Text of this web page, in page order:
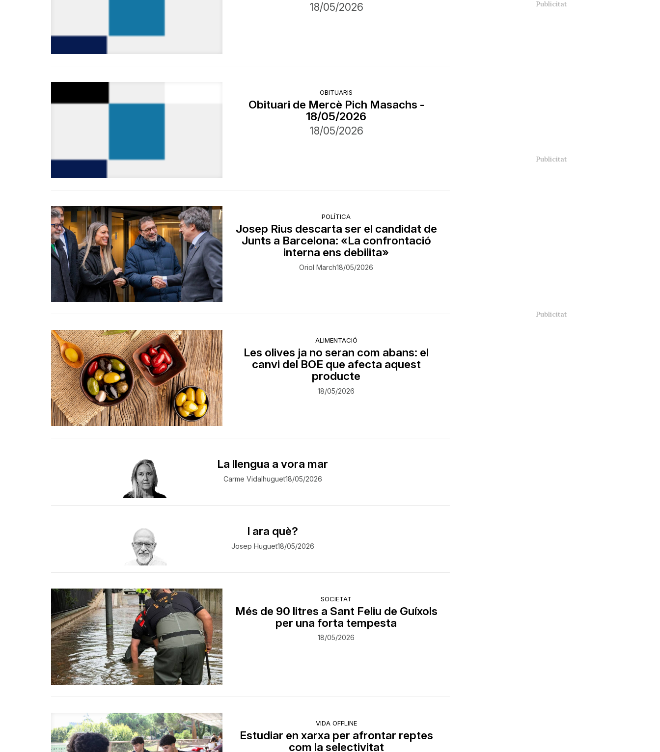
18/05/2026
OBITUARIS
Obituari de Mercè Pich Masachs -
18/05/2026
18/05/2026
POLÍTICA
Josep Rius descarta ser el candidat de
Junts a Barcelona: «La confrontació
interna ens debilita»
Oriol March18/05/2026
ALIMENTACIÓ
Les olives ja no seran com abans: el
canvi del BOE que afecta aquest
producte
18/05/2026
La llengua a vora mar
Carme Vidalhuguet18/05/2026
I ara què?
Josep Huguet18/05/2026
SOCIETAT
Més de 90 litres a Sant Feliu de Guíxols
per una forta tempesta
18/05/2026
VIDA OFFLINE
Estudiar en xarxa per afrontar reptes
com la selectivitat